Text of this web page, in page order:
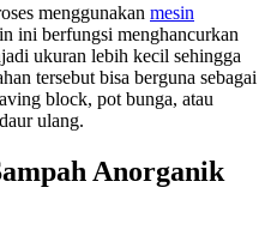
menggunakan mesin
ini berfungsi menghancurkan
ukuran lebih kecil sehingga
tersebut bisa berguna sebagai
block, pot bunga, atau
ulang.
Anorganik